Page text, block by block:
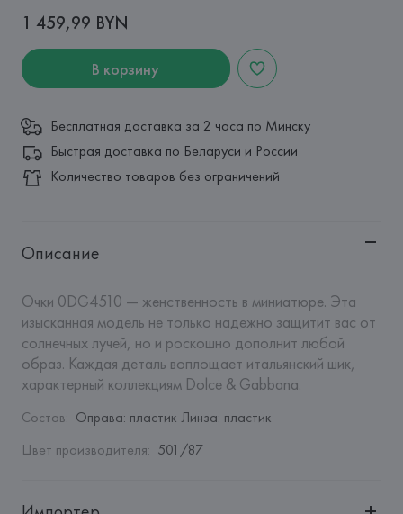
1 459,99 BYN
В корзину
Бесплатная доставка за 2 часа по Минску
Быстрая доставка по Беларуси и России
Количество товаров без ограничений
Описание
Очки 0DG4510 — женственность в миниатюре. Эта
изысканная модель не только надежно защитит вас от
солнечных лучей, но и роскошно дополнит любой
образ. Каждая деталь воплощает итальянский шик,
характерный коллекциям Dolce & Gabbana.
Состав: Оправа: пластик Линза: пластик
Цвет производителя: 501/87